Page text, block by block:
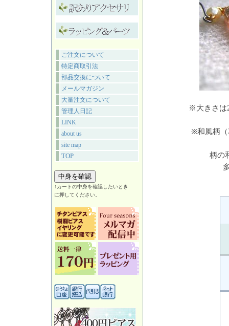
ご注文について
特定商取引法
部品交換について
メールマガジン
大量注文について
管理人日記
LINK
about us
site map
TOP
↑カートの中身を確認したいとき
に押してください。
※大きさは
※和風柄（
柄の